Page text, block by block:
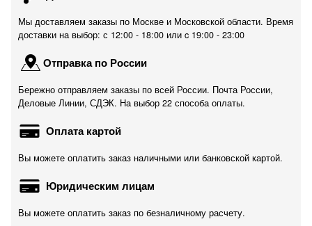
Мы доставляем заказы по Москве и Московской области. Время
доставки на выбор: с 12:00 - 18:00 или c 19:00 - 23:00
Отправка по России
Бережно отправляем заказы по всей России. Почта России,
Деловые Линии, СДЭК. На выбор 22 способа оплаты.
Оплата картой
Вы можете оплатить заказ наличными или банковской картой.
Юридическим лицам
Вы можете оплатить заказ по безналичному расчету.